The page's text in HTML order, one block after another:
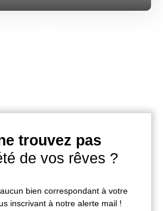
trouvez pas
de vos rêves ?
bien correspondant à votre
inscrivant à notre alerte mail !